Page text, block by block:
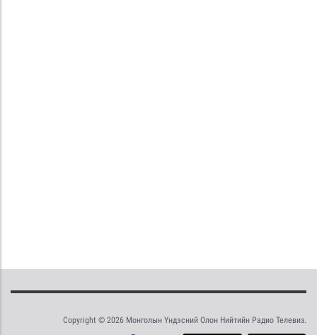
Copyright © 2026 Монголын Үндэсний Олон Нийтийн Радио Телевиз.